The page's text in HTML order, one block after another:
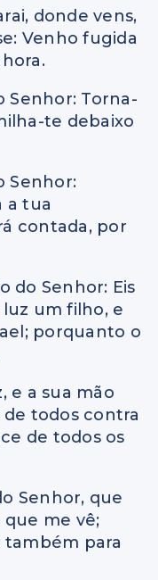
donde vens,
Venho fugida
Senhor: Torna-
te debaixo
Senhor:
a tua
contada, por
do Senhor: Eis
um filho, e
porquanto o
e a sua mão
todos contra
de todos os
Senhor, que
que me vê;
também para